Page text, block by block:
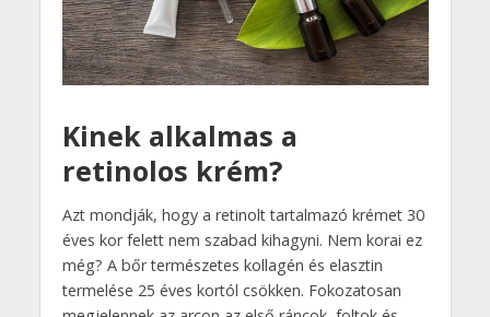
Kinek alkalmas a
retinolos krém?
Azt mondják, hogy a retinolt tartalmazó krémet 30
éves kor felett nem szabad kihagyni. Nem korai ez
még? A bőr természetes kollagén és elasztin
termelése 25 éves kortól csökken. Fokozatosan